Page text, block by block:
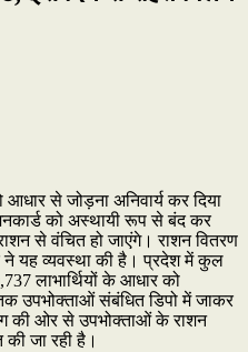
से जोड़ना अनिवार्य कर दिया
को अस्थायी रूप से बंद कर
से वंचित हो जाएंगे। राशन वितरण
ने यह व्यवस्था की है। प्रदेश में कुल
लाभार्थियों के आधार को
उपभोक्ताओं संबंधित डिपो में जाकर
की ओर से उपभोक्ताओं के राशन
जा रही है।